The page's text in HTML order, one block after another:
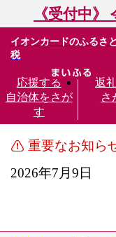
《受付中
イオンカードのふるさ
税
応援する
自治体をさが
す
返
さ
重要なお知ら
2026年7月9日